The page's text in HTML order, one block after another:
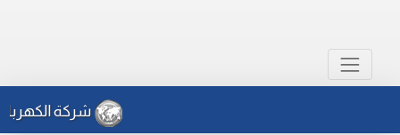
شركة الكهرباء :